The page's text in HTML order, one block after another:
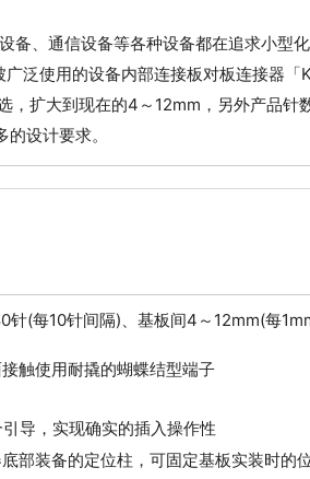
、通信设备等各种设备都在追求小型
泛使用的设备内部连接板对板连接器
，扩大到现在的4～12mm，另外产品
设计要求。
针(每10针间隔)、基板间4～12mm(每
接触使用耐撬的蝴蝶结型端子
引导，实现确实的插入操作性
底部装备的定位柱，可固定基板实装时的